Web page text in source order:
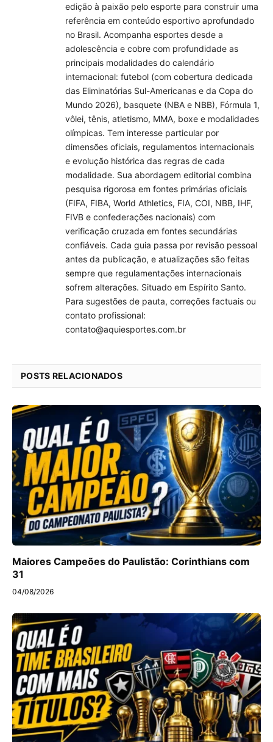
edição à paixão pelo esporte para construir uma
referência em conteúdo esportivo aprofundado
no Brasil. Acompanha esportes desde a
adolescência e cobre com profundidade as
principais modalidades do calendário
internacional: futebol (com cobertura dedicada
das Eliminatórias Sul-Americanas e da Copa do
Mundo 2026), basquete (NBA e NBB), Fórmula 1,
vôlei, tênis, atletismo, MMA, boxe e modalidades
olímpicas. Tem interesse particular por
dimensões oficiais, regulamentos internacionais
e evolução histórica das regras de cada
modalidade. Sua abordagem editorial combina
pesquisa rigorosa em fontes primárias oficiais
(FIFA, FIBA, World Athletics, FIA, COI, NBB, IHF,
FIVB e confederações nacionais) com
verificação cruzada em fontes secundárias
confiáveis. Cada guia passa por revisão pessoal
antes da publicação, e atualizações são feitas
sempre que regulamentações internacionais
sofrem alterações. Situado em Espírito Santo.
Para sugestões de pauta, correções factuais ou
contato profissional:
contato@aquiesportes.com.br
POSTS RELACIONADOS
Maiores Campeões do Paulistão: Corinthians com
31
04/08/2026